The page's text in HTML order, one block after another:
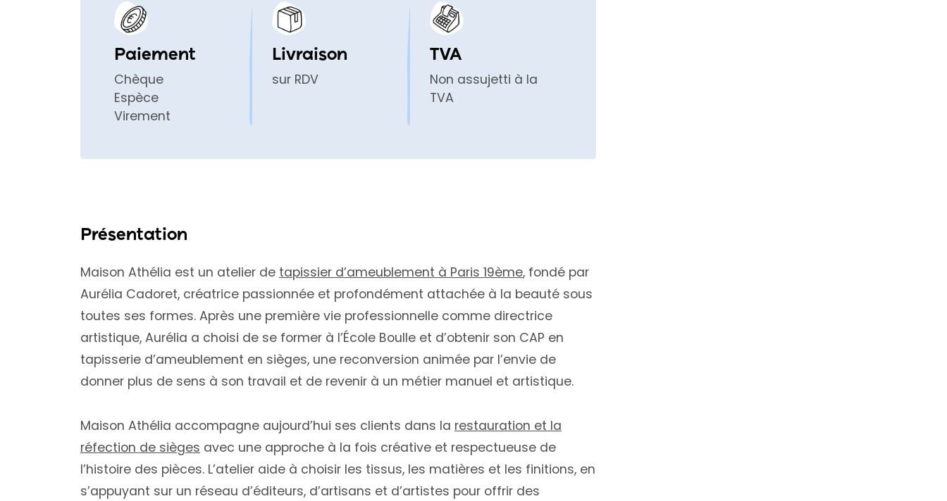
Paiement
Chèque
Espèce
Virement
Livraison
sur RDV
TVA
Non assujetti à la
TVA
Présentation
Maison Athélia est un atelier de tapissier d’ameublement à Paris 19ème, fondé par
Aurélia Cadoret, créatrice passionnée et profondément attachée à la beauté sous
toutes ses formes. Après une première vie professionnelle comme directrice
artistique, Aurélia a choisi de se former à l’École Boulle et d’obtenir son CAP en
tapisserie d’ameublement en sièges, une reconversion animée par l’envie de
donner plus de sens à son travail et de revenir à un métier manuel et artistique.
Maison Athélia accompagne aujourd’hui ses clients dans la restauration et la
réfection de sièges avec une approche à la fois créative et respectueuse de
l’histoire des pièces. L’atelier aide à choisir les tissus, les matières et les finitions, en
s’appuyant sur un réseau d’éditeurs, d’artisans et d’artistes pour offrir des